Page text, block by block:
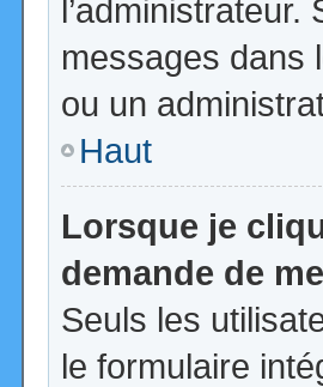
messages dans
ou un
Haut
Lorsque je
demande de
Seuls les
le formulaire